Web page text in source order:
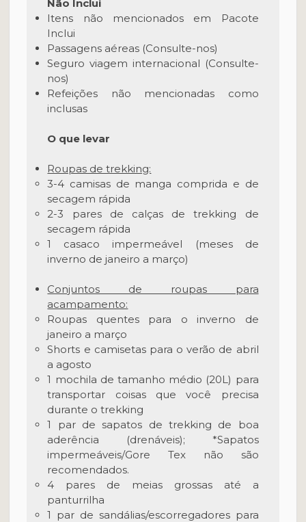
Não Inclui
Itens não mencionados em Pacote
Inclui
Passagens aéreas (Consulte-nos)
Seguro viagem internacional (Consulte-
nos)
Refeições não mencionadas como
inclusas
O que levar
Roupas de trekking:
3-4 camisas de manga comprida e de
secagem rápida
2-3 pares de calças de trekking de
secagem rápida
1 casaco impermeável (meses de
inverno de janeiro a março)
Conjuntos de roupas para
acampamento:
Roupas quentes para o inverno de
janeiro a março
Shorts e camisetas para o verão de abril
a agosto
1 mochila de tamanho médio (20L) para
transportar coisas que você precisa
durante o trekking
1 par de sapatos de trekking de boa
aderência (drenáveis); *Sapatos
impermeáveis/Gore Tex não são
recomendados.
4 pares de meias grossas até a
panturrilha
1 par de sandálias/escorregadores para